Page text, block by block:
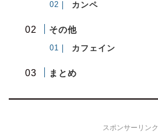
カンペ
その他
カフェイン
まとめ
スポンサーリンク